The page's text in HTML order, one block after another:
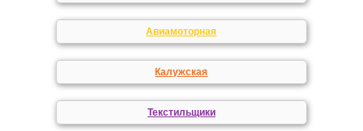
Авиамоторная
Калужская
Текстильщики